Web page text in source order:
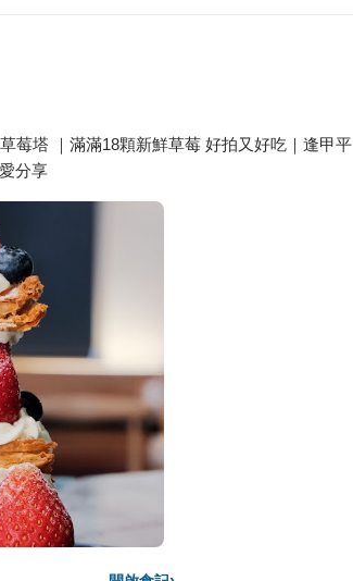
莓塔 ｜滿滿18顆新鮮草莓 好拍又好吃｜逢甲平
分享